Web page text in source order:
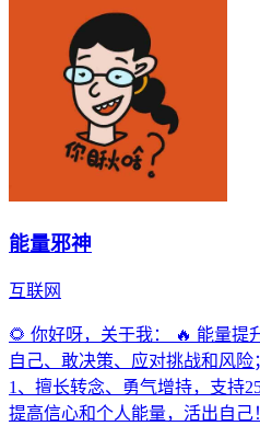
能量邪神
互联网
🌻 你好呀，关于我： 🔥 能量提
自己、敢决策、应对挑战和风险
1、擅长转念、勇气增持，支持
提高信心和个人能量，活出自